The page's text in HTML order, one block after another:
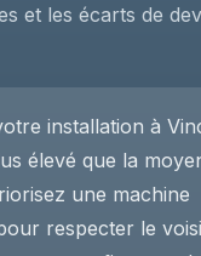
et les écarts de
installation à
élevé que la
une machine
respecter le